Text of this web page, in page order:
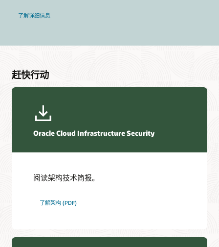
了解详细信息
赶快行动
Oracle Cloud Infrastructure Security
阅读架构技术简报。
了解架构 (PDF)